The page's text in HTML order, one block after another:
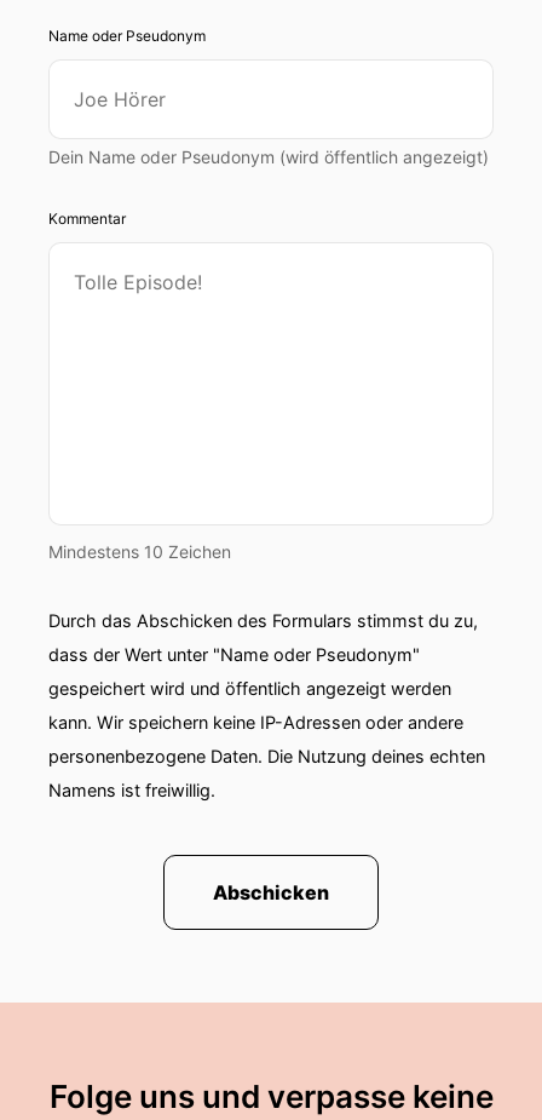
Name oder Pseudonym
Dein Name oder Pseudonym (wird öffentlich angezeigt)
Kommentar
Mindestens 10 Zeichen
Durch das Abschicken des Formulars stimmst du zu,
dass der Wert unter "Name oder Pseudonym"
gespeichert wird und öffentlich angezeigt werden
kann. Wir speichern keine IP-Adressen oder andere
personenbezogene Daten. Die Nutzung deines echten
Namens ist freiwillig.
Abschicken
Folge uns und verpasse keine